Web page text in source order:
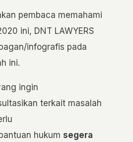
pembaca memahami
ini, DNT LAWYERS
infografis pada
ini.
ingin
terkait masalah
hukum segera